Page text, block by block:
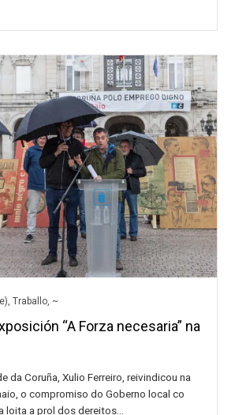
,Traballo, ~
“A Forza necesaria” na
da Coruña, Xulio Ferreiro, reivindicou na
o compromiso do Goberno local co
loita a prol dos dereitos…